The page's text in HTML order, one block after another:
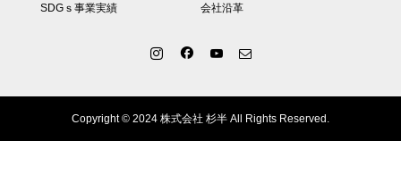
SDGｓ事業実績
会社沿革
Copyright © 2024 株式会社 杉半 All Rights Reserved.